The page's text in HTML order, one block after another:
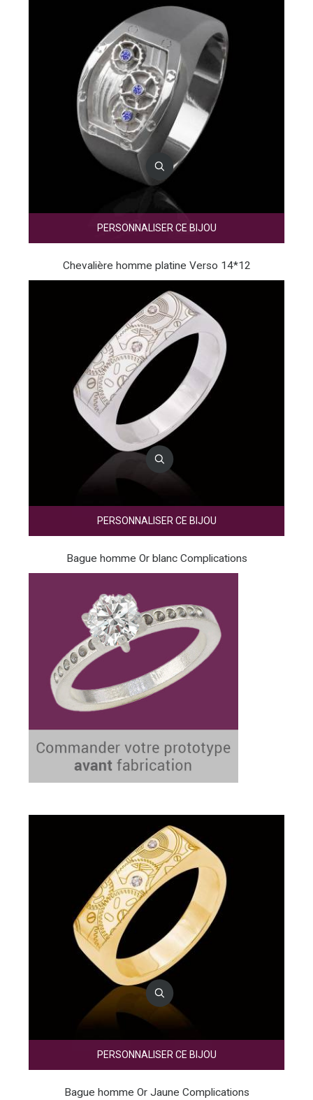
PERSONNALISER CE BIJOU
Chevalière homme platine Verso 14*12
PERSONNALISER CE BIJOU
Bague homme Or blanc Complications
PERSONNALISER CE BIJOU
Bague homme Or Jaune Complications